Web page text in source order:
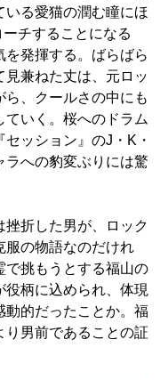
いる愛猫の潤む瞳にほ
チすることになる
を発揮する。ばらばら
兼ねた丈は、元ロッ
ら、クールさの中にも
いく。桜へのドラム
ッション』のJ・K・
ラへの豹変ぶりには驚
折した男が、ロック
服の物語なのだけれ
で挑もうとする福山の
柄に込められ、体現
動的だったことか。福
り男前であることの証